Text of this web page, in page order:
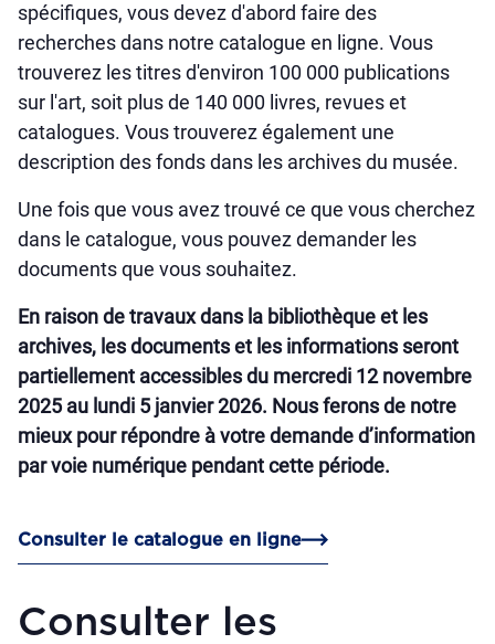
spécifiques, vous devez d'abord faire des
recherches dans notre catalogue en ligne. Vous
trouverez les titres d'environ 100 000 publications
sur l'art, soit plus de 140 000 livres, revues et
catalogues. Vous trouverez également une
description des fonds dans les archives du musée.
Une fois que vous avez trouvé ce que vous cherchez
dans le catalogue, vous pouvez demander les
documents que vous souhaitez.
En raison de travaux dans la bibliothèque et les
archives, les documents et les informations seront
partiellement accessibles du mercredi 12 novembre
2025 au lundi 5 janvier 2026. Nous ferons de notre
mieux pour répondre à votre demande d’information
par voie numérique pendant cette période.
Consulter le catalogue en ligne
Consulter les